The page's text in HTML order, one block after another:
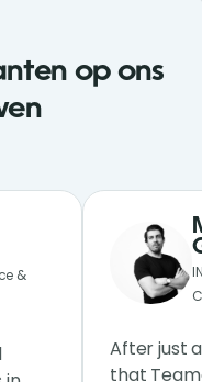
op ons
&
After just
that